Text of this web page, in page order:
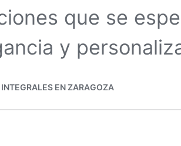
que se
y
EN ZARAGOZA